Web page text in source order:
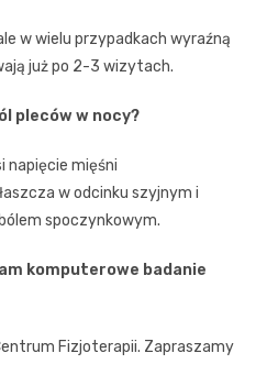
w wielu przypadkach wyraźną
już po 2-3 wizytach.
pleców w nocy?
napięcie mięśni
w odcinku szyjnym i
spoczynkowym.
komputerowe badanie
Fizjoterapii. Zapraszamy